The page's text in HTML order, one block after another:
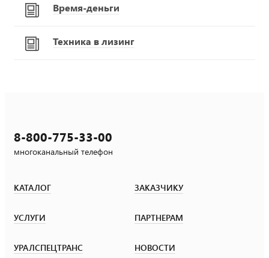
Время-деньги
Техника в лизинг
8-800-775-33-00
многоканальный телефон
КАТАЛОГ ЗАКАЗЧИКУ
УСЛУГИ ПАРТНЕРАМ
УРАЛСПЕЦТРАНС НОВОСТИ